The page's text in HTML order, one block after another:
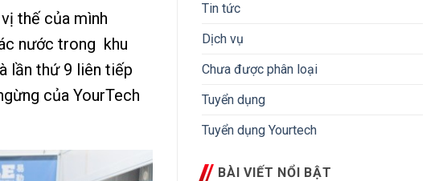
thế của mình
nước trong khu
lần thứ 9 liên tiếp
của YourTech
Tin tức
Dịch vụ
Chưa được phân loại
Tuyển dụng
Tuyển dụng Yourtech
BÀI VIẾT NỔI BẬT